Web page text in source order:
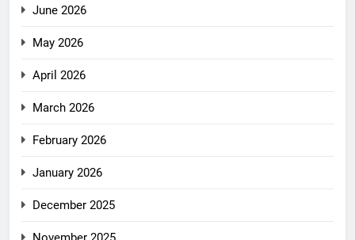
June 2026
May 2026
April 2026
March 2026
February 2026
January 2026
December 2025